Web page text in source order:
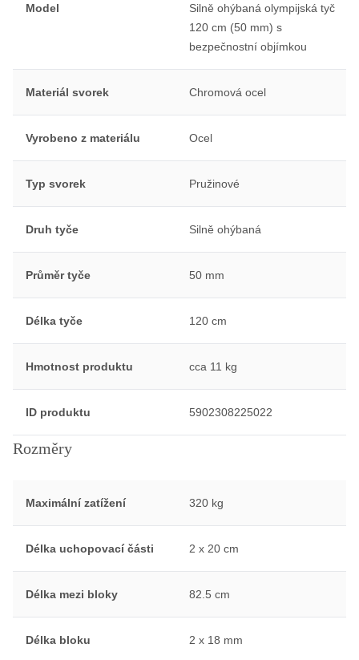
Model
Silně ohýbaná olympijská tyč
120 cm (50 mm) s
bezpečnostní objímkou
Materiál svorek Chromová ocel
Vyrobeno z materiálu Ocel
Typ svorek Pružinové
Druh tyče Silně ohýbaná
Průměr tyče 50 mm
Délka tyče 120 cm
Hmotnost produktu cca 11 kg
ID produktu 5902308225022
Rozměry
Maximální zatížení 320 kg
Délka uchopovací části 2 x 20 cm
Délka mezi bloky 82.5 cm
Délka bloku 2 x 18 mm